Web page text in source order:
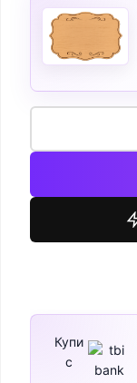
количество
Зимни
Купи
с